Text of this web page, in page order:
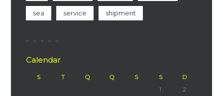
sea service shipment
Calendar
S T Q Q S S
D
1
2